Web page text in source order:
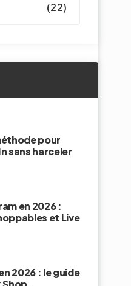
(22)
pour
sans harceler
en 2026 :
et Live
2026 : le guide